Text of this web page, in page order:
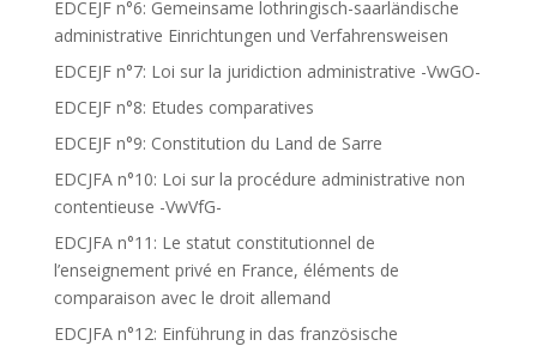
EDCEJF n°6: Gemeinsame lothringisch-saarländische
administrative Einrichtungen und Verfahrensweisen
EDCEJF n°7: Loi sur la juridiction administrative -VwGO-
EDCEJF n°8: Etudes comparatives
EDCEJF n°9: Constitution du Land de Sarre
EDCJFA n°10: Loi sur la procédure administrative non
contentieuse -VwVfG-
EDCJFA n°11: Le statut constitutionnel de
l’enseignement privé en France, éléments de
comparaison avec le droit allemand
EDCJFA n°12: Einführung in das französische